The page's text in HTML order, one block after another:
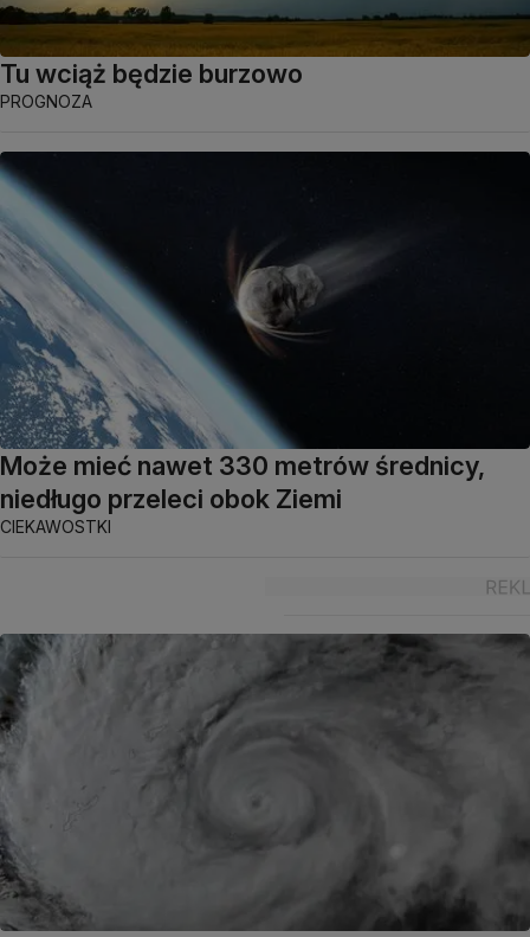
Tu wciąż będzie burzowo
PROGNOZA
Może mieć nawet 330 metrów średnicy,
niedługo przeleci obok Ziemi
CIEKAWOSTKI